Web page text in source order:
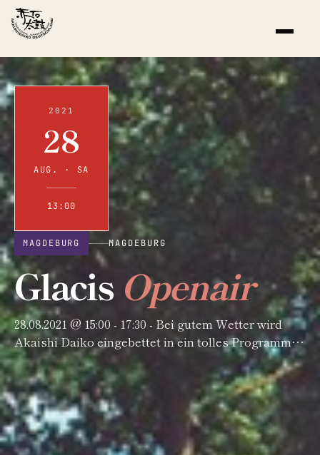
2021
28
AUG. · SA
13:00
MAGDEBURG MAGDEBURG
Glacis Openair
28.08.2021 @ 15:00 - 17:30 - Bei gutem Wetter wird
Akaishi Daiko eingebettet in ein tolles Programm.
Wir spielen zwei Auftritte: um 15 Uhr und 17 Uhr.
Davor…